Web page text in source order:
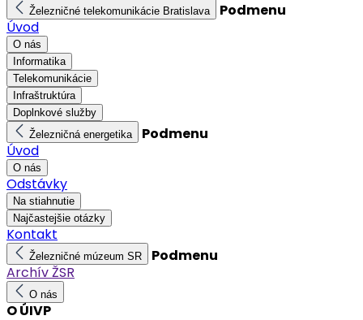
Železničné telekomunikácie Bratislava
Podmenu
Úvod
O nás
Informatika
Telekomunikácie
Infraštruktúra
Doplnkové služby
Železničná energetika
Podmenu
Úvod
O nás
Odstávky
Na stiahnutie
Najčastejšie otázky
Kontakt
Železničné múzeum SR
Podmenu
Archív ŽSR
O nás
O ÚIVP